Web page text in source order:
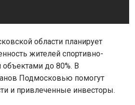
области планирует
жителей спортивно-
до 80%. В
Подмосковью помогут
и привлеченные инвесторы.